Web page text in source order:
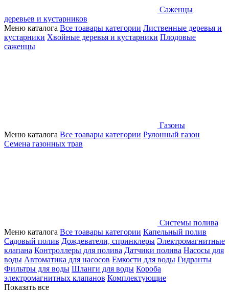
Саженцы
деревьев и кустарников
Меню каталога Все тоавары категории Лиственные деревья и
кустарники Хвойные деревья и кустарники Плодовые
саженцы
Газоны
Меню каталога Все тоавары категории Рулонный газон
Семена газонных трав
Системы полива
Меню каталога Все тоавары категории Капельный полив
Садовый полив Дождеватели, спринклеры Электромагнитные
клапана Контроллеры для полива Датчики полива Насосы для
воды Автоматика для насосов Емкости для воды Гидранты
Фильтры для воды Шланги для воды Короба
электромагнитных клапанов Комплектующие
Показать все